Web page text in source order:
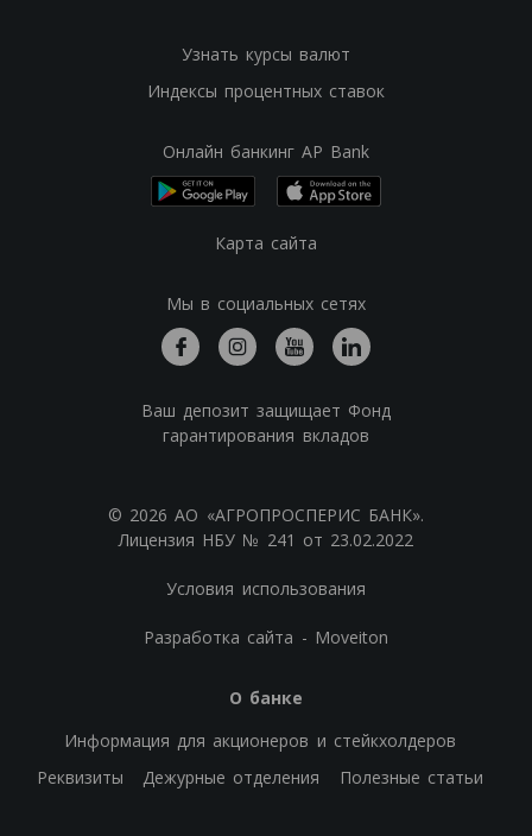
Узнать курсы валют
Индексы процентных ставок
Онлайн банкинг AP Bank
Карта сайта
Мы в социальных сетях
Ваш депозит защищает Фонд
гарантирования вкладов
© 2026 АО «АГРОПРОСПЕРИС БАНК».
Лицензия НБУ № 241 от 23.02.2022
Условия использования
Разработка сайта - Moveiton
О банке
Информация для акционеров и стейкхолдеров
Реквизиты
Дежурные отделения Полезные статьи